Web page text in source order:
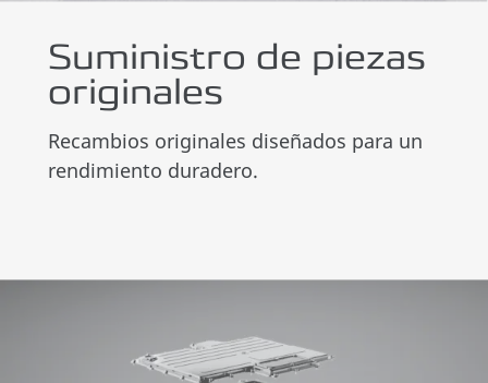
Suministro de piezas
originales
Recambios originales diseñados para un
rendimiento duradero.